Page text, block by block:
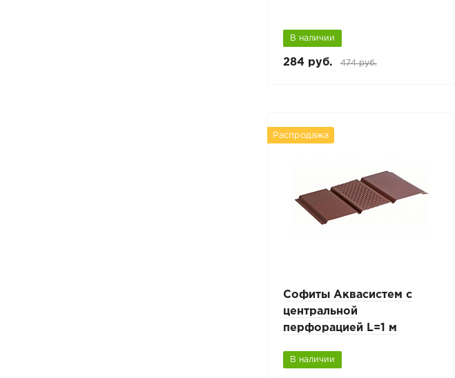
В наличии
284 руб. 474 руб.
Распродажа
Софиты Аквасистем с
центральной
перфорацией L=1 м
В наличии